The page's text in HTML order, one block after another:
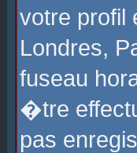
votre profil
Londres,
fuseau
�tre
pas